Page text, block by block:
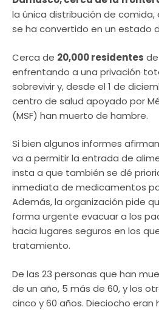
la única distribución de comida,
se ha convertido en un estado
Cerca de 20,000 residentes
enfrentando a una privación
sobrevivir y, desde el 1 de
centro de salud apoyado por
(MSF) han muerto de hambre.
Si bien algunos informes
va a permitir la entrada de
insta a que también se dé
inmediata de medicamentos
Además, la organización pide
forma urgente evacuar a los
hacia lugares seguros en los
tratamiento.
De las 23 personas que han
de un año, 5 más de 60, y los
cinco y 60 años. Dieciocho eran